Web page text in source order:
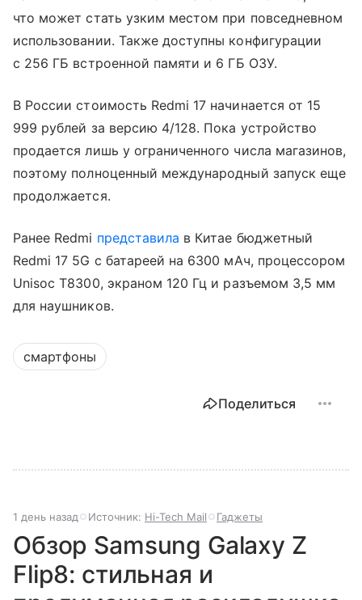
что может стать узким местом при повседневном
использовании. Также доступны конфигурации
с 256 ГБ встроенной памяти и 6 ГБ ОЗУ.
В России стоимость Redmi 17 начинается от 15
999 рублей за версию 4/128. Пока устройство
продается лишь у ограниченного числа магазинов,
поэтому полноценный международный запуск еще
продолжается.
Ранее Redmi представила в Китае бюджетный
Redmi 17 5G с батареей на 6300 мАч, процессором
Unisoc T8300, экраном 120 Гц и разъемом 3,5 мм
для наушников.
смартфоны
Поделиться
1 день назад Источник: Hi-Tech Mail Гаджеты
Обзор Samsung Galaxy Z
Flip8: стильная и